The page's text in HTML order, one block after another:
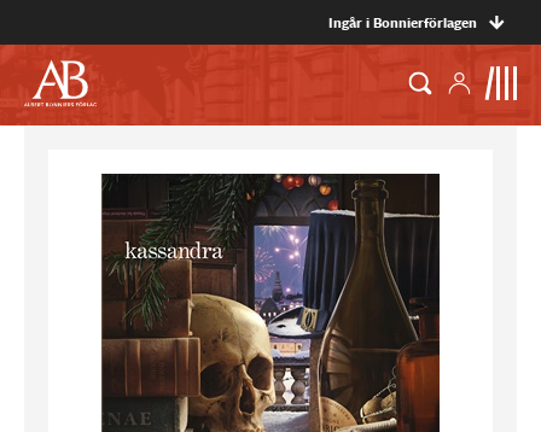
Ingår i Bonnierförlagen